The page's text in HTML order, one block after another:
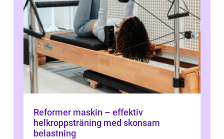
Reformer maskin – effektiv
helkroppsträning med skonsam
belastning